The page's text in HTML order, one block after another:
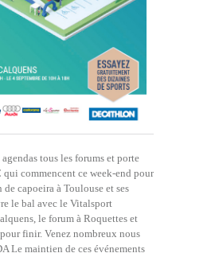
tous les forums et porte
qui commencent ce week-end pour
capoeira à Toulouse et ses
le bal avec le Vitalsport
le forum à Roquettes et
finir. Venez nombreux nous
Le maintien de ces événements